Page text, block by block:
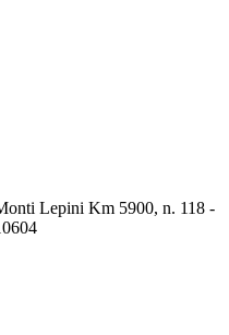
Lepini Km 5900, n. 118 -